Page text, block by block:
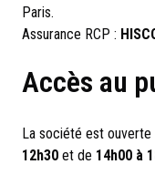
Paris.
Assurance RCP :
Accès au
La société est ouverte
12h30 et de 14h00 à